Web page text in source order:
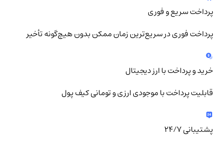
پرداخت سریع و فوری
پرداخت فوری در سریع‌ترین زمان ممکن بدون هیچ‌گونه تأخیر
خرید و پرداخت با ارز دیجیتال
قابلیت پرداخت با موجودی ارزی و تومانی کیف پول
پشتیبانی ۲۴/۷